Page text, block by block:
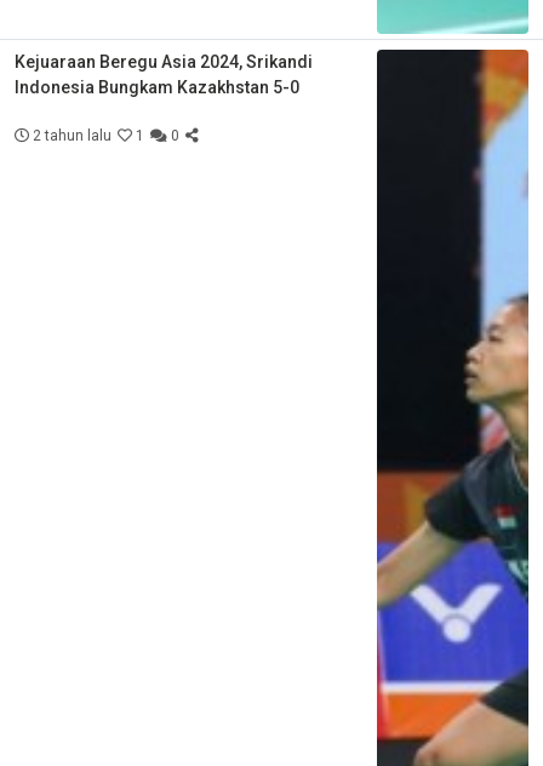
Kejuaraan Beregu Asia 2024, Srikandi
Indonesia Bungkam Kazakhstan 5-0
2 tahun lalu 1 0